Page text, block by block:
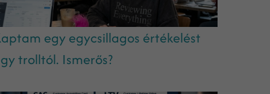
egy egycsillagos értékelést
trolltól. Ismerős?